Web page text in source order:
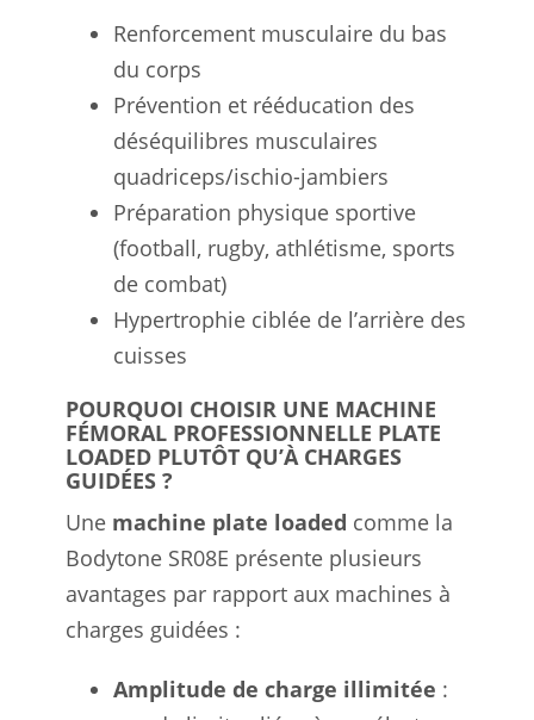
Renforcement musculaire du bas
du corps
Prévention et rééducation des
déséquilibres musculaires
quadriceps/ischio-jambiers
Préparation physique sportive
(football, rugby, athlétisme, sports
de combat)
Hypertrophie ciblée de l’arrière des
cuisses
POURQUOI CHOISIR UNE MACHINE
FÉMORAL PROFESSIONNELLE PLATE
LOADED PLUTÔT QU’À CHARGES
GUIDÉES ?
Une machine plate loaded comme la
Bodytone SR08E présente plusieurs
avantages par rapport aux machines à
charges guidées :
Amplitude de charge illimitée :